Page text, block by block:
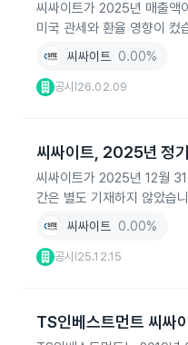
씨싸이트가 2025년 매출액
미국 관세와 환율 영향이 컸
씨싸이트 0.00%
공시 26.02.09
씨싸이트, 2025년 정
씨싸이트가 2025년 12월
간은 별도 기재하지 않았습
씨싸이트 0.00%
공시 25.12.15
TS인베스트먼트 씨싸